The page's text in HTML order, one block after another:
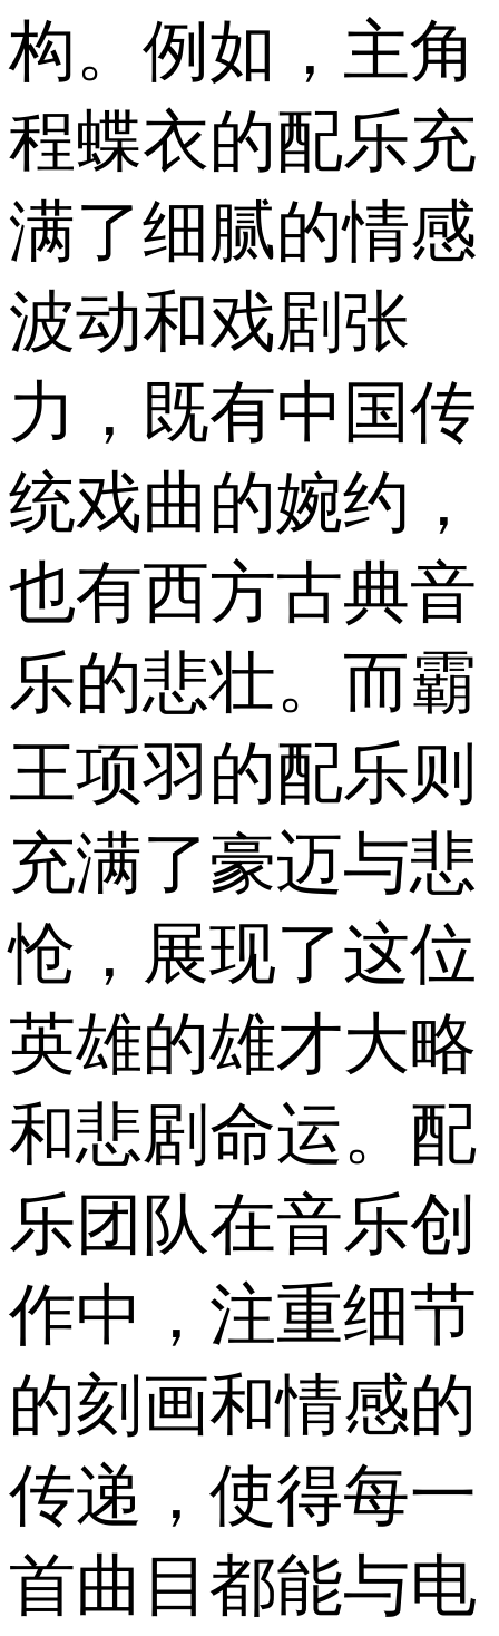
构。例如，主角
程蝶衣的配乐充
满了细腻的情感
波动和戏剧张
力，既有中国传
统戏曲的婉约，
也有西方古典音
乐的悲壮。而霸
王项羽的配乐则
充满了豪迈与悲
怆，展现了这位
英雄的雄才大略
和悲剧命运。配
乐团队在音乐创
作中，注重细节
的刻画和情感的
传递，使得每一
首曲目都能与电